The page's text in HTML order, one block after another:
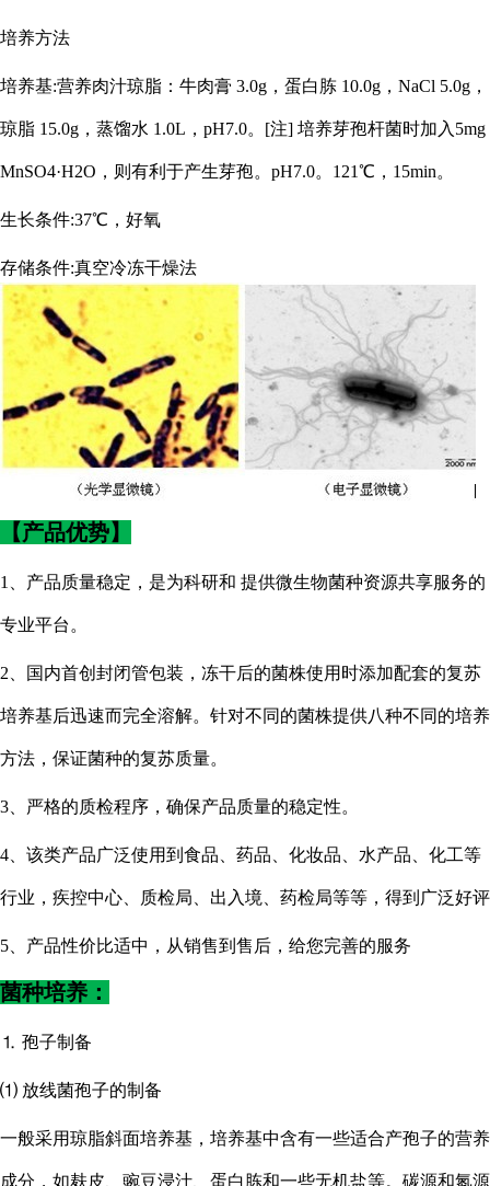
培养方法
培养基:营养肉汁琼脂：牛肉膏 3.0g，蛋白胨 10.0g，NaCl 5.0g，
琼脂 15.0g，蒸馏水 1.0L，pH7.0。[注] 培养芽孢杆菌时加入5mg
MnSO4·H2O，则有利于产生芽孢。pH7.0。121℃，15min。
生长条件:37℃，好氧
存储条件:真空冷冻干燥法
【产品优势】
1、产品质量稳定，是为科研和 提供微生物菌种资源共享服务的
专业平台。
2、国内首创封闭管包装，冻干后的菌株使用时添加配套的复苏
培养基后迅速而完全溶解。针对不同的菌株提供八种不同的培养
方法，保证菌种的复苏质量。
3、严格的质检程序，确保产品质量的稳定性。
4、该类产品广泛使用到食品、药品、化妆品、水产品、化工等
行业，疾控中心、质检局、出入境、药检局等等，得到广泛好评
5、产品性价比适中，从销售到售后，给您完善的服务
菌种培养：
⒈ 孢子制备
⑴ 放线菌孢子的制备
一般采用琼脂斜面培养基，培养基中含有一些适合产孢子的营养
成分，如麸皮、豌豆浸汁、蛋白胨和一些无机盐等。碳源和氮源